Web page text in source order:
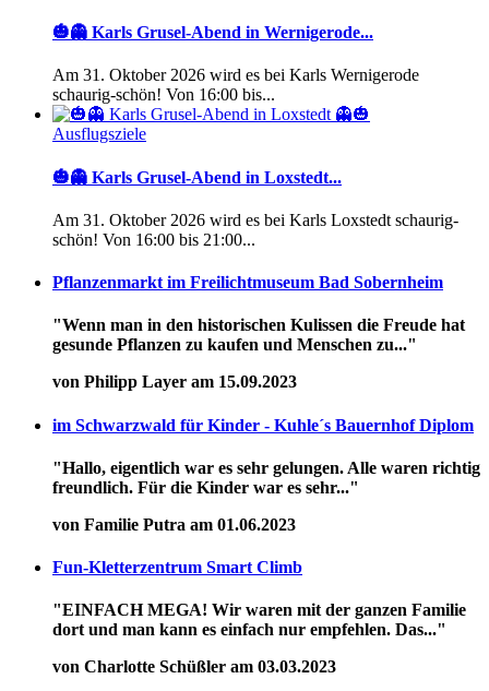
🎃👻 Karls Grusel-Abend in Wernigerode...
Am 31. Oktober 2026 wird es bei Karls Wernigerode
schaurig-schön! Von 16:00 bis...
Ausflugsziele
🎃👻 Karls Grusel-Abend in Loxstedt...
Am 31. Oktober 2026 wird es bei Karls Loxstedt schaurig-
schön! Von 16:00 bis 21:00...
Pflanzenmarkt im Freilichtmuseum Bad Sobernheim
"Wenn man in den historischen Kulissen die Freude hat
gesunde Pflanzen zu kaufen und Menschen zu..."
von Philipp Layer am 15.09.2023
im Schwarzwald für Kinder - Kuhle´s Bauernhof Diplom
"Hallo, eigentlich war es sehr gelungen. Alle waren richtig
freundlich. Für die Kinder war es sehr..."
von Familie Putra am 01.06.2023
Fun-Kletterzentrum Smart Climb
"EINFACH MEGA! Wir waren mit der ganzen Familie
dort und man kann es einfach nur empfehlen. Das..."
von Charlotte Schüßler am 03.03.2023